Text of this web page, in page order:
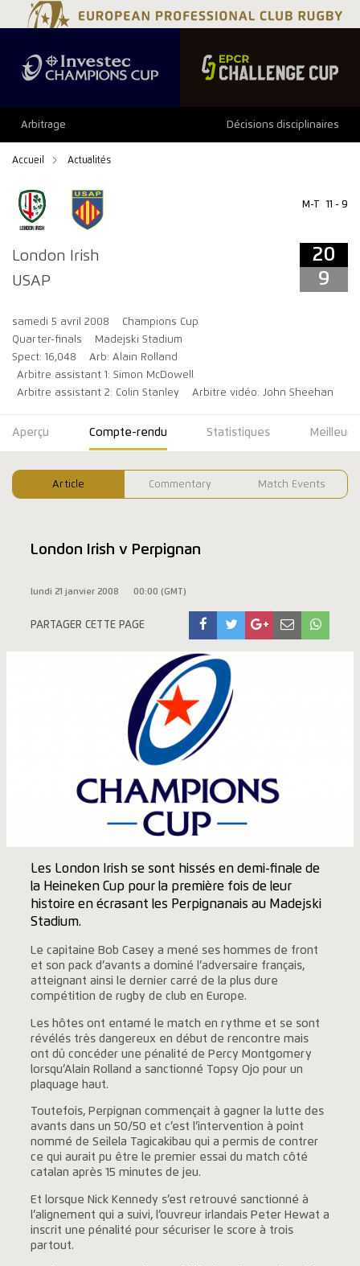
Arbitrage Décisions disciplinaires
Accueil Actualités
London Irish
USAP
M-T 11 - 9
20
9
samedi 5 avril 2008
Champions Cup
Quarter-finals
Madejski Stadium
Spect: 16,048
Arb: Alain Rolland
Arbitre assistant 1: Simon McDowell
Arbitre assistant 2: Colin Stanley
Arbitre vidéo: John Sheehan
20 9
Aperçu Compte-rendu Statistiques
Article Commentary Match Events
London Irish v Perpignan
lundi 21 janvier 2008 00:00 (GMT)
PARTAGER CETTE PAGE
Les London Irish se sont hissés en demi-finale de
la Heineken Cup pour la première fois de leur
histoire en écrasant les Perpignanais au Madejski
Stadium.
Le capitaine Bob Casey a mené ses hommes de front
et son pack d’avants a dominé l’adversaire français,
atteignant ainsi le dernier carré de la plus dure
compétition de rugby de club en Europe.
Les hôtes ont entamé le match en rythme et se sont
révélés très dangereux en début de rencontre mais
ont dû concéder une pénalité de Percy Montgomery
lorsqu’Alain Rolland a sanctionné Topsy Ojo pour un
plaquage haut.
Toutefois, Perpignan commençait à gagner la lutte des
avants dans un 50/50 et c’est l’intervention à point
nommé de Seilela Tagicakibau qui a permis de contrer
ce qui aurait pu être le premier essai du match côté
catalan après 15 minutes de jeu.
Et lorsque Nick Kennedy s’est retrouvé sanctionné à
l’alignement qui a suivi, l’ouvreur irlandais Peter Hewat a
inscrit une pénalité pour sécuriser le score à trois
partout.